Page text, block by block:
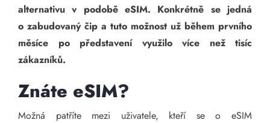
alternativu v podobě eSIM. Konkrétně se jedná
o zabudovaný čip a tuto možnost už během prvního
měsíce po představení využilo více než tisíc
zákazníků.
Znáte eSIM?
Možná patříte mezi uživatele, kteří se o eSIM